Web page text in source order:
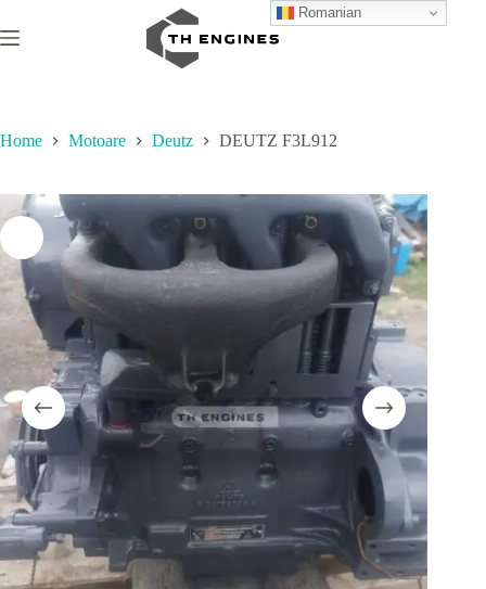
to
content
Home Motoare Deutz DEUTZ F3L912
Romanian